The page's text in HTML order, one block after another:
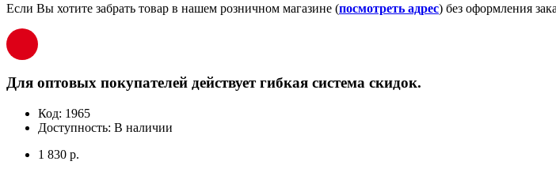
Если Вы хотите забрать товар в нашем розничном магазине (посмотреть адрес) без оформления
Для оптовых покупателей действует гибкая система скидок.
Код: 1965
Доступность: В наличии
1 830 р.